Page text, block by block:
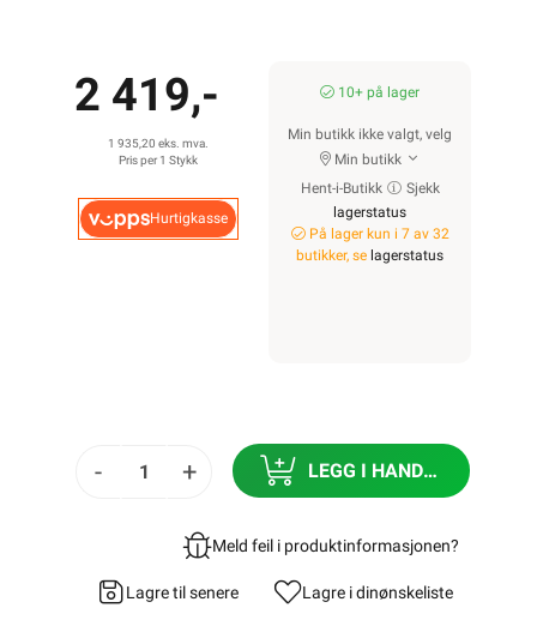
2 419,-
1 935,20 eks. mva.
Pris per 1 Stykk
Hurtigkasse
10+ på lager
Min butikk ikke valgt, velg
Min butikk
Hent-i-Butikk
Sjekk
lagerstatus
På lager kun i 7 av 32
butikker, se lagerstatus
- + LEGG I HANDLEKURV
Meld feil i produktinformasjonen?
Lagre til senere Lagre i dinønskeliste